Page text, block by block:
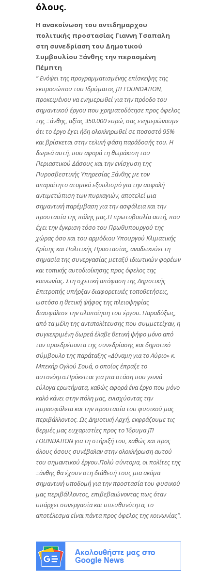
όλους.
Η ανακοίνωση του αντιδημαρχου
πολιτικής προστασίας Γιαννη Τσαπαλη
στη συνεδρίαση του Δημοτικού
Συμβουλίου Ξάνθης την περασμένη
Πέμπτη
” Ενόψει της προγραμματισμένης επίσκεψης της
εκπροσώπου του Ιδρύματος JTI FOUNDATION,
προκειμένου να ενημερωθεί για την πρόοδο του
σημαντικού έργου που χρηματοδότησε προς όφελος
της Ξάνθης, αξίας 350.000 ευρώ, σας ενημερώνουμε
ότι το έργο έχει ήδη ολοκληρωθεί σε ποσοστό 95%
και βρίσκεται στην τελική φάση παράδοσής του. Η
δωρεά αυτή, που αφορά τη θωράκιση του
Περιαστικού Δάσους και την ενίσχυση της
Πυροσβεστικής Υπηρεσίας Ξάνθης με τον
απαραίτητο ατομικό εξοπλισμό για την ασφαλή
αντιμετώπιση των πυρκαγιών, αποτελεί μια
σημαντική παρέμβαση για την ασφάλεια και την
προστασία της πόλης μας.Η πρωτοβουλία αυτή, που
έχει την έγκριση τόσο του Πρωθυπουργού της
χώρας όσο και του αρμόδιου Υπουργού Κλιματικής
Κρίσης και Πολιτικής Προστασίας, αναδεικνύει τη
σημασία της συνεργασίας μεταξύ ιδιωτικών φορέων
και τοπικής αυτοδιοίκησης προς όφελος της
κοινωνίας. Στη σχετική απόφαση της Δημοτικής
Επιτροπής υπήρξαν διαφορετικές τοποθετήσεις,
ωστόσο η θετική ψήφος της πλειοψηφίας
διασφάλισε την υλοποίηση του έργου. Παραδόξως,
από τα μέλη της αντιπολίτευσης που συμμετείχαν, η
συγκεκριμένη δωρεά έλαβε θετική ψήφο μόνο από
τον προεδρέυοντα της συνεδρίασης και δημοτικό
σύμβουλο της παράταξης «Δύναμη για το Αύριο» κ.
Μπεκήρ Ογλού Σουά, ο οποίος έπραξε το
αυτονόητο.Πρόκειται για μια στάση που γεννά
εύλογα ερωτήματα, καθώς αφορά ένα έργο που μόνο
καλό κάνει στην πόλη μας, ενισχύοντας την
πυρασφάλεια και την προστασία του φυσικού μας
περιβάλλοντος. Ως Δημοτική Αρχή, εκφράζουμε τις
θερμές μας ευχαριστίες προς το Ίδρυμα JTI
FOUNDATION για τη στήριξή του, καθώς και προς
όλους όσους συνέβαλαν στην ολοκλήρωση αυτού
του σημαντικού έργου.Πολύ σύντομα, οι πολίτες της
Ξάνθης θα έχουν στη διάθεσή τους μια ακόμα
σημαντική υποδομή για την προστασία του φυσικού
μας περιβάλλοντος, επιβεβαιώνοντας πως όταν
υπάρχει συνεργασία και υπευθυνότητα, το
αποτέλεσμα είναι πάντα προς όφελος της κοινωνίας”.